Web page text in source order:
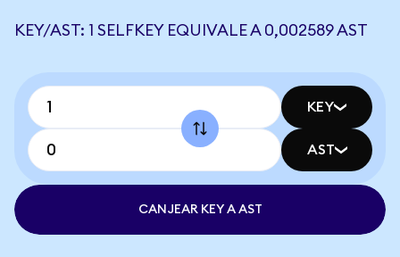
KEY/AST: 1 SELFKEY EQUIVALE A 0,002589 AST
KEY
AST
CANJEAR KEY A AST